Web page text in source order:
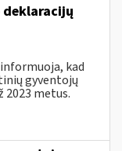
kad
gyventojų
metus.